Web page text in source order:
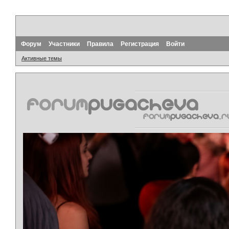
Форум Участники Правила Регистрация Войти
Активные темы